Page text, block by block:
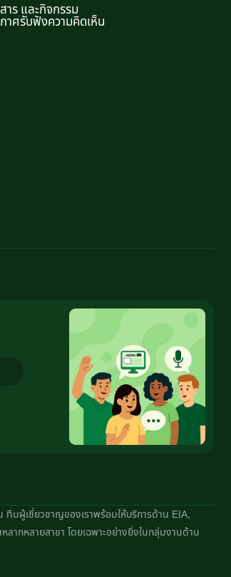
าร และกิจกรรม
าศรับฟังความคิดเห็น
มผู้เชี่ยวชาญของเราพร้อมให้บริการด้าน EIA,
ากหลายสาขา โดยเฉพาะอย่างยิ่งในกลุ่มงานด้าน